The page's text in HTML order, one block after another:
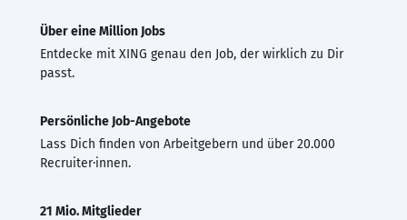
Über eine Million Jobs
Entdecke mit XING genau den Job, der wirklich zu Dir
passt.
Persönliche Job-Angebote
Lass Dich finden von Arbeitgebern und über 20.000
Recruiter·innen.
21 Mio. Mitglieder